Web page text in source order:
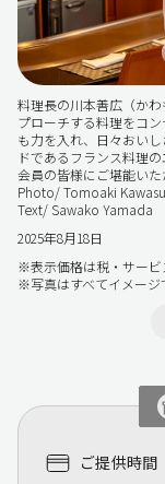
料理長の川本善広（か
プローチする料理をコ
も力を入れ、日々おい
ドであるフランス料理
会員の皆様にご堪能いた
Photo/ Tomoaki
Text/ Sawako Yamada
2025年8月18日
※表示価格は税・サービ
※写真はすべてイメージ
ご提供時間